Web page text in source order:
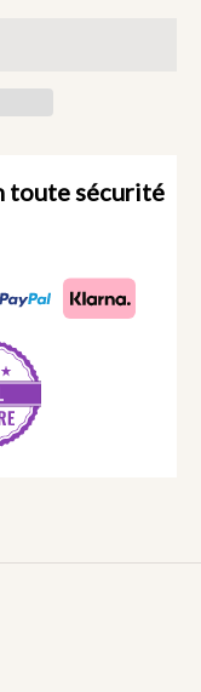
toute sécurité